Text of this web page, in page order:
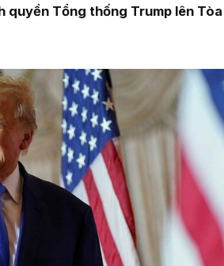
quyền Tổng thống Trump lên